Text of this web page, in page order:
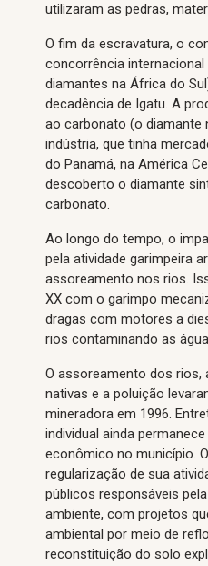
utilizaram as pedras,
O fim da escravatura, o
concorrência internacional
diamantes na África do
decadência de Igatu. A
ao carbonato (o diamante
indústria, que tinha
do Panamá, na América
descoberto o diamante
carbonato.
Ao longo do tempo, o
pela atividade garimpeira
assoreamento nos rios.
XX com o garimpo
dragas com motores a
rios contaminando as
O assoreamento dos rios,
nativas e a poluição
mineradora em 1996.
individual ainda
econômico no município.
regularização de sua
públicos responsáveis
ambiente, com projetos
ambiental por meio de
reconstituição do solo